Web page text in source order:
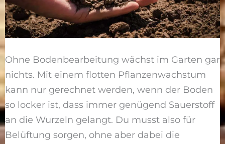
Ohne Bodenbearbeitung wächst im Garten gar
nichts. Mit einem flotten Pflanzenwachstum
kann nur gerechnet werden, wenn der Boden
so locker ist, dass immer genügend Sauerstoff
an die Wurzeln gelangt. Du musst also für
Belüftung sorgen, ohne aber dabei die